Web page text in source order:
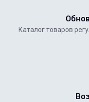
Каталог товаров